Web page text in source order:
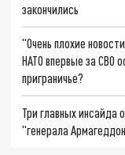
закончились
"Очень плохие
НАТО впервые за СВО
приграничье?
Три главных инсайда
"генерала